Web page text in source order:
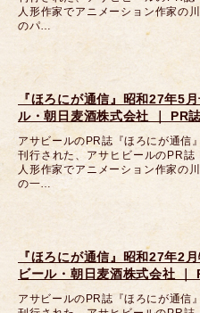
人形作家でアニメーション作家の
のパ…
『ほろにが通信』昭和27年5
ル・朝日麦酒株式会社 ｜ PR
アサビールのPR誌『ほろにが通信
刊行された、アサヒビールのPR誌
人形作家でアニメーション作家の
の一…
『ほろにが通信』昭和27年2
ビール・朝日麦酒株式会社 ｜
アサビールのPR誌『ほろにが通信